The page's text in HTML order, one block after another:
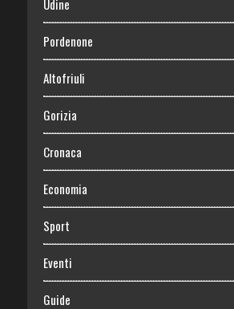
Udine
Pordenone
Altofriuli
Gorizia
Cronaca
Economia
Sport
Eventi
Guide